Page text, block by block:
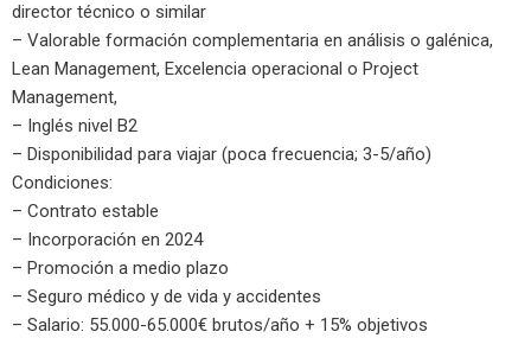
director técnico o similar
– Valorable formación complementaria en análisis o galénica,
Lean Management, Excelencia operacional o Project
Management,
– Inglés nivel B2
– Disponibilidad para viajar (poca frecuencia; 3-5/año)
Condiciones:
– Contrato estable
– Incorporación en 2024
– Promoción a medio plazo
– Seguro médico y de vida y accidentes
– Salario: 55.000-65.000€ brutos/año + 15% objetivos